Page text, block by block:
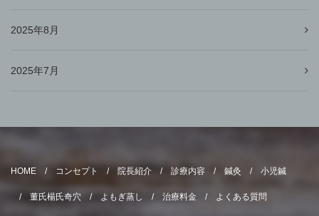
2025年8月
2025年7月
HOME コンセプト 院長紹介 診療内容 鍼灸 小児鍼
董氏楊氏奇穴 よもぎ蒸し 治療料金 よくある質問